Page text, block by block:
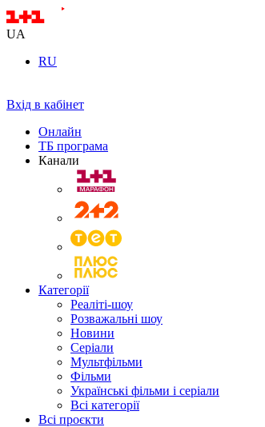
UA
RU
Вхід в кабінет
Онлайн
ТБ програма
Канали
Категорії
Реаліті-шоу
Розважальні шоу
Новини
Серіали
Мультфільми
Фільми
Українські фільми і серіали
Всі категорії
Всі проєкти